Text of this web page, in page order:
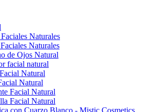
Naturales
Naturales
de Ojos Natural
facial natural
Natural
Natural
Facial Natural
Facial Natural
con Cuarzo Blanco - Mistic Cosmetics